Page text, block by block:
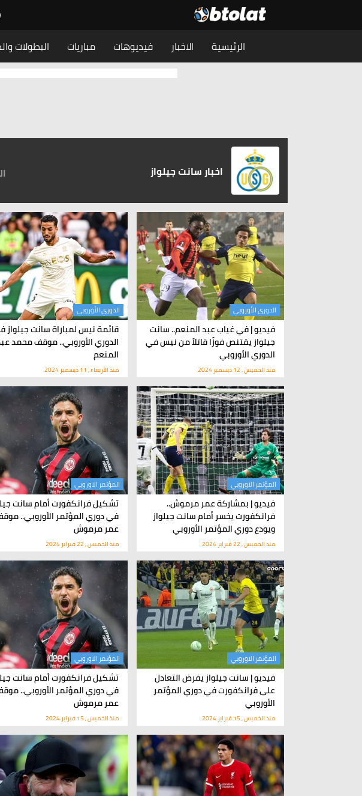
الرئيسية الاخبار فيديوهات مباريات البطولات
اخبار سانت جيلواز
فيديو | في غياب عبد المنعم.. سانت
جيلواز يقتنص فوزًا قاتلاً من نيس في
الدوري الأوروبي
الدوري الأوروبي
منذ الخميس , 12 ديسمبر 2024
قائمة نيس لمباراة سانت جيلواز
الدوري الأوروبي.. موقف محمد
المنعم
الدوري الأوروبي
منذ الأربعاء , 11 ديسمبر 2024
فيديو | بمشاركة عمر مرموش..
فرانكفورت يخسر أمام سانت جيلواز
ويودع دوري المؤتمر الأوروبي
المؤتمر الاوروبي
منذ الخميس , 22 فبراير 2024
تشكيل فرانكفورت أمام سانت
في دوري المؤتمر الأوروبي..
عمر مرموش
المؤتمر الاوروبي
منذ الخميس , 22 فبراير 2024
فيديو | سانت جيلواز يفرض التعادل
على فرانكفورت في دوري المؤتمر
الأوروبي
المؤتمر الاوروبي
منذ الخميس , 15 فبراير 2024
تشكيل فرانكفورت أمام سانت
في دوري المؤتمر الأوروبي..
عمر مرموش
المؤتمر الاوروبي
منذ الخميس , 15 فبراير 2024